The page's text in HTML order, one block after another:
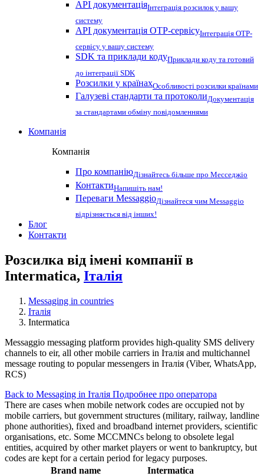
API документаціяІнтеграція розсилок у вашу
систему
API документація OTP-сервісуІнтеграція OTP-
сервісу у вашу систему
SDK та приклади кодуПриклади коду та готовий
до інтеграції SDK
Розсилки у країнахОсобливості розсилки країнами
Галузеві стандарти та протоколиДокументація
за стандартами обміну повідомленнями
Компанія
Компанія
Про компаніюДізнайтесь більше про Месседжіо
КонтактиНапишіть нам!
Переваги MessaggioДізнайтеся чим Messaggio
відрізняється від інших!
Блог
Контакти
Розсилка від імені компанії в
Intermatica, Італія
Messaging in countries
Італія
Intermatica
Messaggio messaging platform provides high-quality SMS delivery
channels to eir, all other mobile carriers in Італія and multichannel
message routing to popular messengers in Італія (Viber, WhatsApp,
RCS)
Back to Messaging in Італія Подробнее про оператора
There are cases when mobile network codes are occupied not by
mobile carriers, but government structures (military, railway, landline
phone authorities), fixed and broadband internet providers, scientific
organisations, etc. Some MCCMNCs belong to obsolete legal
entities, acquired by other market players or went to bankruptcy, but
codes are kept for a certain period for legacy purposes.
Brand name
Intermatica